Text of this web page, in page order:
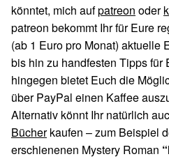
könntet, mich aufpatreon oder
patreon bekommt Ihr für Eure
(ab 1 Euro pro Monat) aktuelle
bis hin zu handfesten Tipps für
hingegen bietet Euch die
über PayPal einen Kaffee
Alternativ könnt Ihr natürlich
Bücherkaufen – zum Beispiel
erschienenen Mystery Roman